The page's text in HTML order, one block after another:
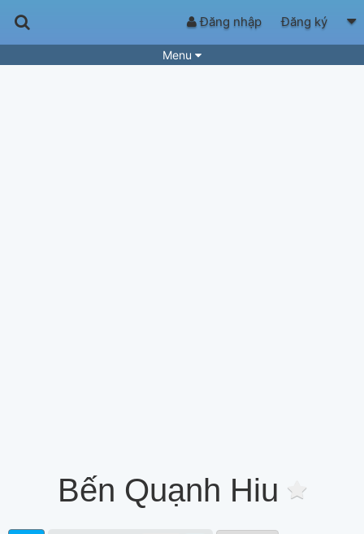
Đăng nhập Đăng ký
Menu
Bến Quạnh Hiu